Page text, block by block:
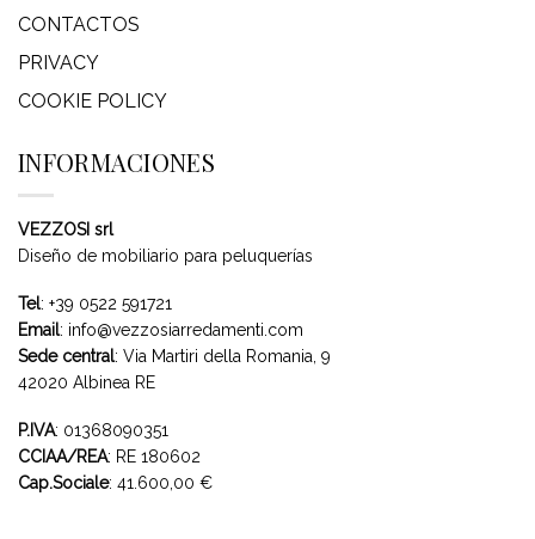
CONTACTOS
PRIVACY
COOKIE POLICY
INFORMACIONES
VEZZOSI srl
Diseño de mobiliario para peluquerías
Tel: +39 0522 591721
Email: info@vezzosiarredamenti.com
Sede central: Via Martiri della Romania, 9
42020 Albinea RE
P.IVA: 01368090351
CCIAA/REA: RE 180602
Cap.Sociale: 41.600,00 €